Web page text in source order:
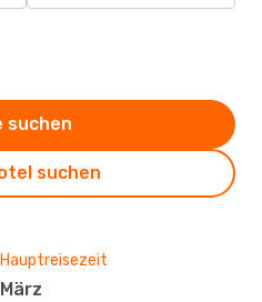
suchen
suchen
Hauptreisezeit
März